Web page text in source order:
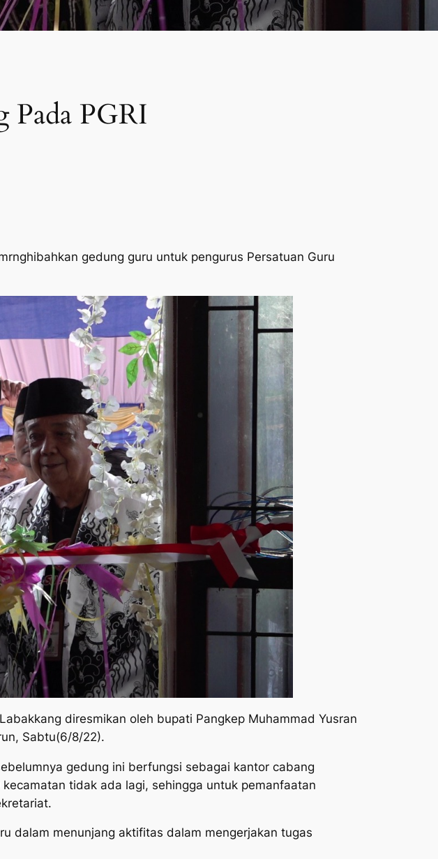
Pada PGRI
gedung guru untuk pengurus Persatuan Guru
diresmikan oleh bupati Pangkep Muhammad Yusran
Sabtu(6/8/22).
gedung ini berfungsi sebagai kantor cabang
tidak ada lagi, sehingga untuk pemanfaatan
dalam menunjang aktifitas dalam mengerjakan tugas